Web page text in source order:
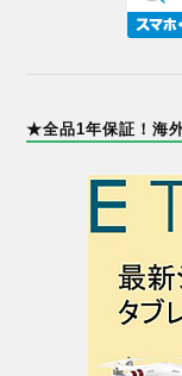
★全品1年保証！海